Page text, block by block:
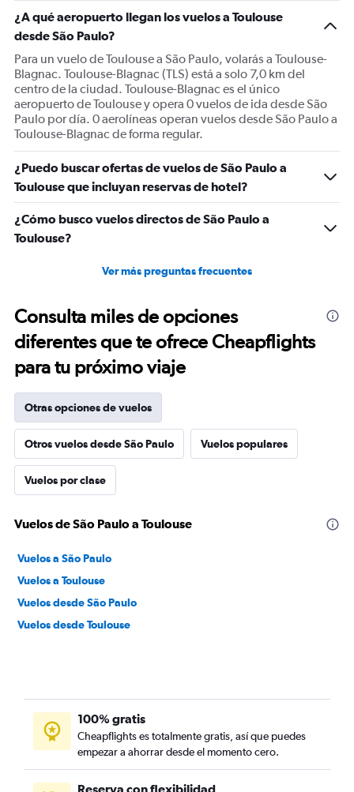
Y
axis
displaying
values.
Range:
0
to
1500.
¿A qué aeropuerto llegan los vuelos a Toulouse
desde São Paulo?
Para un vuelo de Toulouse a São Paulo, volarás a Toulouse-
Blagnac. Toulouse-Blagnac (TLS) está a solo 7,0 km del
centro de la ciudad. Toulouse-Blagnac es el único
aeropuerto de Toulouse y opera 0 vuelos de ida desde São
Paulo por día. 0 aerolíneas operan vuelos desde São Paulo a
Toulouse-Blagnac de forma regular.
¿Puedo buscar ofertas de vuelos de São Paulo a
Toulouse que incluyan reservas de hotel?
¿Cómo busco vuelos directos de São Paulo a
Toulouse?
Ver más preguntas frecuentes
Consulta miles de opciones
diferentes que te ofrece Cheapflights
para tu próximo viaje
Otras opciones de vuelos
Otros vuelos desde São Paulo Vuelos populares
Vuelos por clase
Vuelos de São Paulo a Toulouse
Vuelos a São Paulo
Vuelos a Toulouse
Vuelos desde São Paulo
Vuelos desde Toulouse
100% gratis
Cheapflights es totalmente gratis, así que puedes
empezar a ahorrar desde el momento cero.
Reserva con flexibilidad